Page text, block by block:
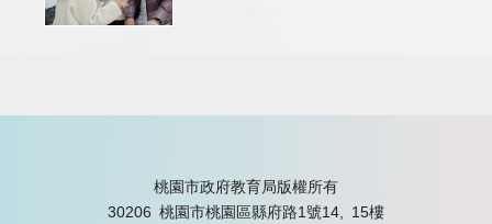
桃園市政府教育局版權所有
30206 桃園市桃園區縣府路1號14, 15樓